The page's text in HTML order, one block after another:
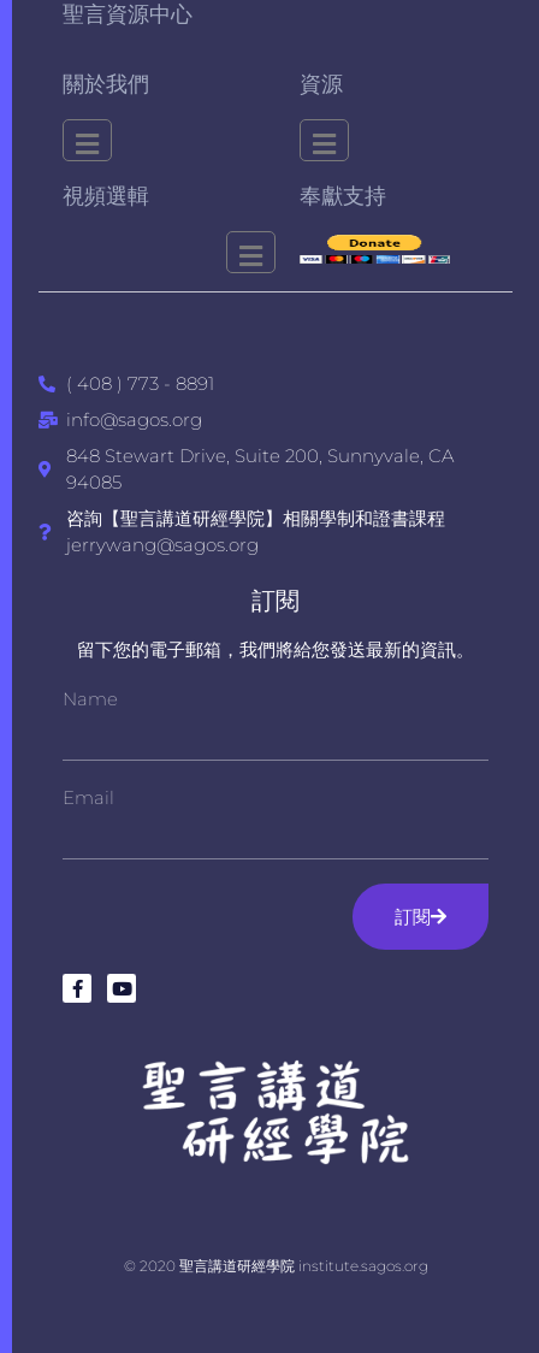
聖言資源中心
關於我們 資源
視頻選輯 奉獻支持
( 408 ) 773 - 8891
info@sagos.org
848 Stewart Drive, Suite 200, Sunnyvale, CA
94085
咨詢【聖言講道研經學院】相關學制和證書課程
jerrywang@sagos.org
訂閱
留下您的電子郵箱，我們將給您發送最新的資訊。
Name
Email
訂閱
© 2020 聖言講道研經學院 institute.sagos.org